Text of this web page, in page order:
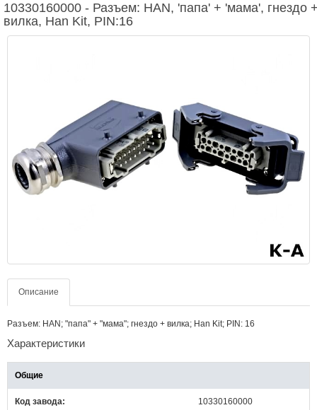
10330160000 - Разъем: HAN, 'папа' + 'мама', гнездо
вилка, Han Kit, PIN:16
Описание
Разъем: HAN; "папа" + "мама"; гнездо + вилка; Han Kit; PIN: 16
Характеристики
Общие
Код завода 10330160000